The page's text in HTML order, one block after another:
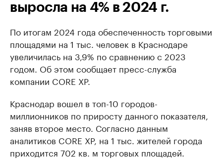
выросла на 4% в 2024 г.
По итогам 2024 года обеспеченность торговыми
площадями на 1 тыс. человек в Краснодаре
увеличилась на 3,9% по сравнению с 2023
годом. Об этом сообщает пресс-служба
компании CORE XP.
Краснодар вошел в топ-10 городов-
миллионников по приросту данного показателя,
заняв второе место. Согласно данным
аналитиков CORE XP, на 1 тыс. жителей города
приходится 702 кв. м торговых площадей.